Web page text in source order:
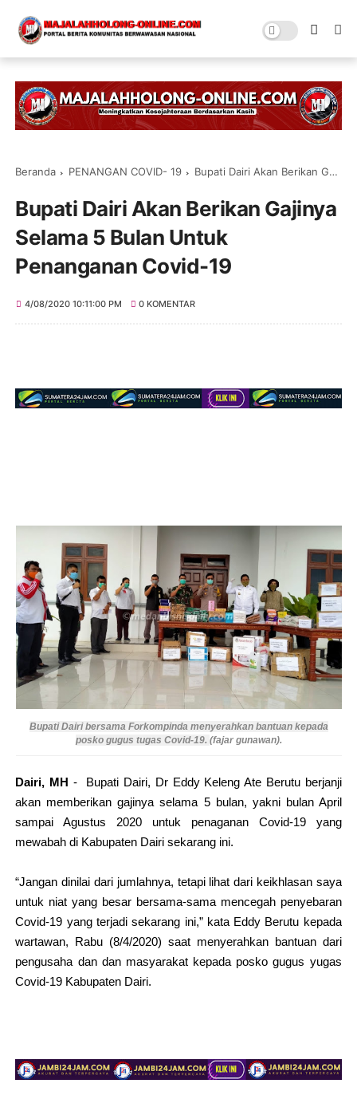
Beranda PENANGAN COVID- 19 Bupati Dairi Akan Berikan Gajinya Selama 5 Bulan Untuk Penanganan Covid-19
Bupati Dairi Akan Berikan Gajinya
Selama 5 Bulan Untuk
Penanganan Covid-19
4/08/2020 10:11:00 PM 0 KOMENTAR
Bupati Dairi bersama Forkompinda menyerahkan bantuan kepada
posko gugus tugas Covid-19. (fajar gunawan).
Dairi, MH - Bupati Dairi, Dr Eddy Keleng Ate Berutu berjanji
akan memberikan gajinya selama 5 bulan, yakni bulan April
sampai Agustus 2020 untuk penaganan Covid-19 yang
mewabah di Kabupaten Dairi sekarang ini.
“Jangan dinilai dari jumlahnya, tetapi lihat dari keikhlasan saya
untuk niat yang besar bersama-sama mencegah penyebaran
Covid-19 yang terjadi sekarang ini,” kata Eddy Berutu kepada
wartawan, Rabu (8/4/2020) saat menyerahkan bantuan dari
pengusaha dan dan masyarakat kepada posko gugus yugas
Covid-19 Kabupaten Dairi.